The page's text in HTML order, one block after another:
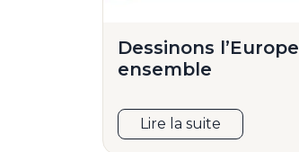
Dessinons l’Europe
ensemble
Lire la suite